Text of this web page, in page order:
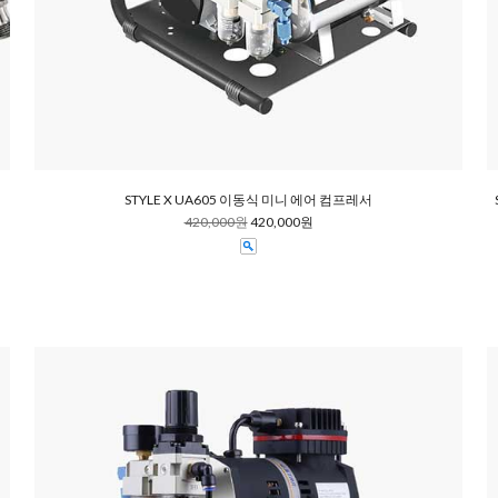
STYLE X UA605 이동식 미니 에어 컴프레서
420,000원420,000원